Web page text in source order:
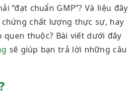
“đạt chuẩn GMP”? Và liệu đây
chất lượng thực sự, hay
quen thuộc? Bài viết dưới đây
sẽ giúp bạn trả lời những câu